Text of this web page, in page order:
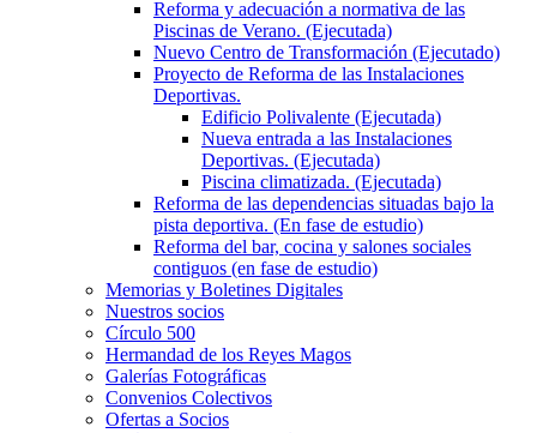
Reforma y adecuación a normativa de las
Piscinas de Verano. (Ejecutada)
Nuevo Centro de Transformación (Ejecutado)
Proyecto de Reforma de las Instalaciones
Deportivas.
Edificio Polivalente (Ejecutada)
Nueva entrada a las Instalaciones
Deportivas. (Ejecutada)
Piscina climatizada. (Ejecutada)
Reforma de las dependencias situadas bajo la
pista deportiva. (En fase de estudio)
Reforma del bar, cocina y salones sociales
contiguos (en fase de estudio)
Memorias y Boletines Digitales
Nuestros socios
Círculo 500
Hermandad de los Reyes Magos
Galerías Fotográficas
Convenios Colectivos
Ofertas a Socios